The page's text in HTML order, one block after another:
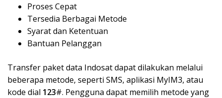
Proses Cepat
Tersedia Berbagai Metode
Syarat dan Ketentuan
Bantuan Pelanggan
Transfer paket data Indosat dapat dilakukan melalui
beberapa metode, seperti SMS, aplikasi MyIM3, atau
kode dial 123#. Pengguna dapat memilih metode yang